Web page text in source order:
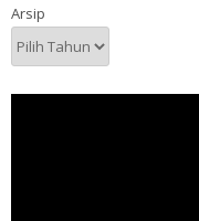
Arsip